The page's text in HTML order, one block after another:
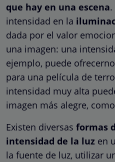
que hay en una escena
intensidad en la
dada por el valor
una imagen: una
ejemplo, puede
para una película de
intensidad muy alta
imagen más alegre,
Existen diversas formas
intensidad de la luz en
la fuente de luz, utilizar